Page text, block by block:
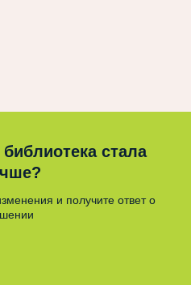
стала
и получите ответ о